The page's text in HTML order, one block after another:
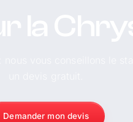
Demander mon devis